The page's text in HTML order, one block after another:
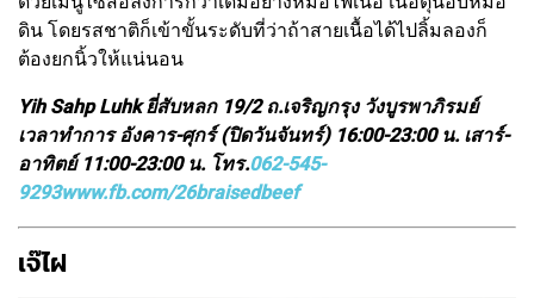
ดิน โดยรสชาติก็เข้าขั้นระดับที่ว่าถ้าสายเนื้อได้ไปลิ้มลองก็
ต้องยกนิ้วให้แน่นอน
Yih Sahp Luhk ยี่สับหลก 19/2 ถ.เจริญกรุง วังบูรพาภิรมย์
เวลาทำการ อังคาร-ศุกร์ (ปิดวันจันทร์) 16:00-23:00 น. เสาร์-
อาทิตย์ 11:00-23:00 น. โทร.062-545-
9293www.fb.com/26braisedbeef
เจ๊ไฝ